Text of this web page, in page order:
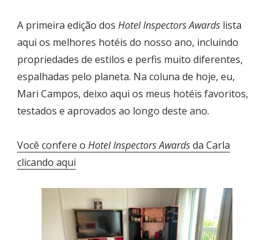
A primeira edição dos Hotel Inspectors Awards lista
aqui os melhores hotéis do nosso ano, incluindo
propriedades de estilos e perfis muito diferentes,
espalhadas pelo planeta. Na coluna de hoje, eu,
Mari Campos, deixo aqui os meus hotéis favoritos,
testados e aprovados ao longo deste ano.
Você confere o Hotel Inspectors Awardsda Carla
clicando aqui